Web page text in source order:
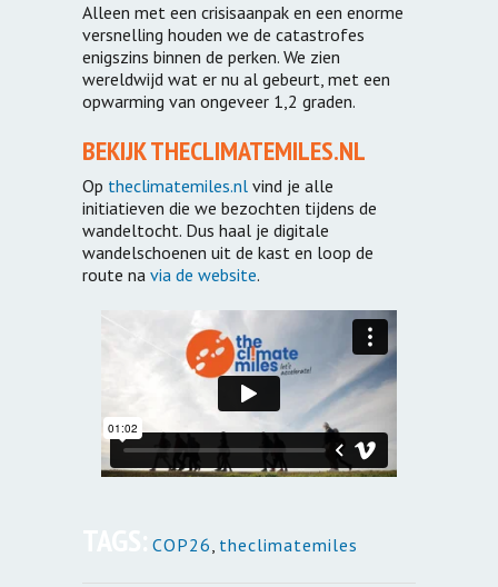
Alleen met een crisisaanpak en een enorme
versnelling houden we de catastrofes
enigszins binnen de perken. We zien
wereldwijd wat er nu al gebeurt, met een
opwarming van ongeveer 1,2 graden.
BEKIJK THECLIMATEMILES.NL
Op theclimatemiles.nl vind je alle
initiatieven die we bezochten tijdens de
wandeltocht. Dus haal je digitale
wandelschoenen uit de kast en loop de
route na via de website.
COP26, theclimatemiles